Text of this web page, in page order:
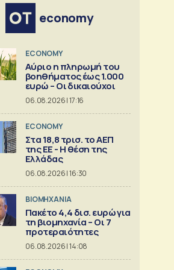
economy
ECONOMY
Αύριο η πληρωμή του
βοηθήματος έως 1.000
ευρώ – Oι δικαιούχοι
06.08.2026 | 17:16
ECONOMY
Στα 18,8 τρισ. το ΑΕΠ
της ΕΕ - Η θέση της
Ελλάδας
06.08.2026 | 16:30
ΒΙΟΜΗΧΑΝΙΑ
Πακέτο 4,4 δισ. ευρώ για
τη βιομηχανία – Οι 7
προτεραιότητες
06.08.2026 | 14:08